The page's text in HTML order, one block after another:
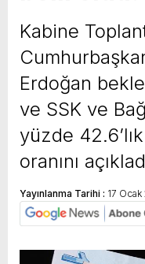
yeni özellikler belli
Kabine
Erdoğan
ve SSK ve
yüzde
oranını
Yayınlanma Tarihi : 17